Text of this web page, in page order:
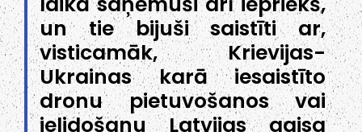
un tie bijuši saistīti ar,
visticamāk, Krievijas-
Ukrainas karā iesaistīto
dronu pietuvošanos vai
ielidošanu Latvijas gaisa